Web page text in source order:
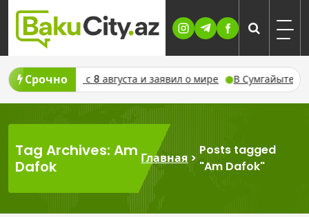
Skip
content
Срочно
с 8 августа и заявил о мире В Сумгайыте
Tag Archives: Am
Dafok
Главная >
Posts tagged
"Am Dafok"